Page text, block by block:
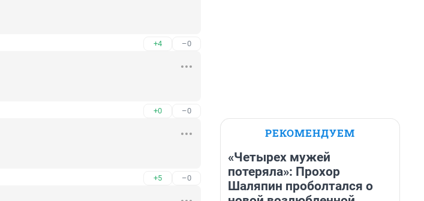
+4 –0
+0 –0
+5 –0
РЕКОМЕНДУЕМ
«Четырех мужей
потеряла»: Прохор
Шаляпин проболтался о